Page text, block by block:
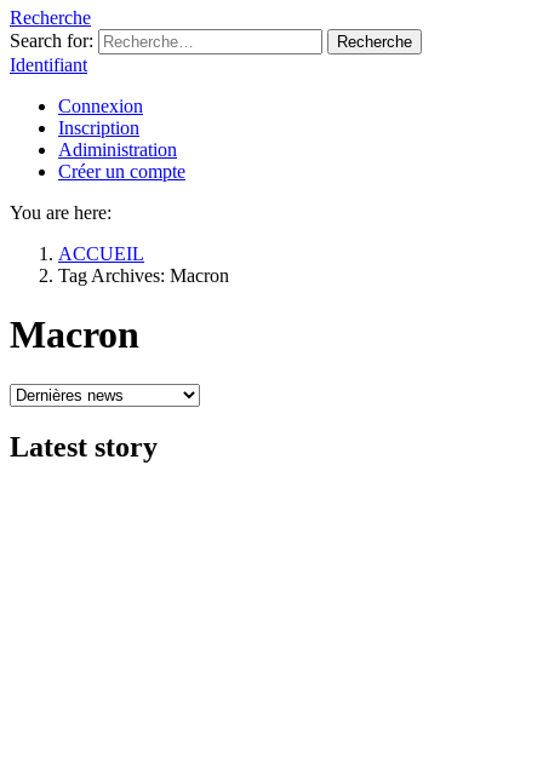
Recherche
Search for:
Recherche
Identifiant
Connexion
Inscription
Adiministration
Créer un compte
You are here:
ACCUEIL
Tag Archives: Macron
Macron
Latest story